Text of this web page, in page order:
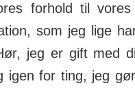
for­hold til
som jeg lige
jeg er gift med
igen for ting, jeg